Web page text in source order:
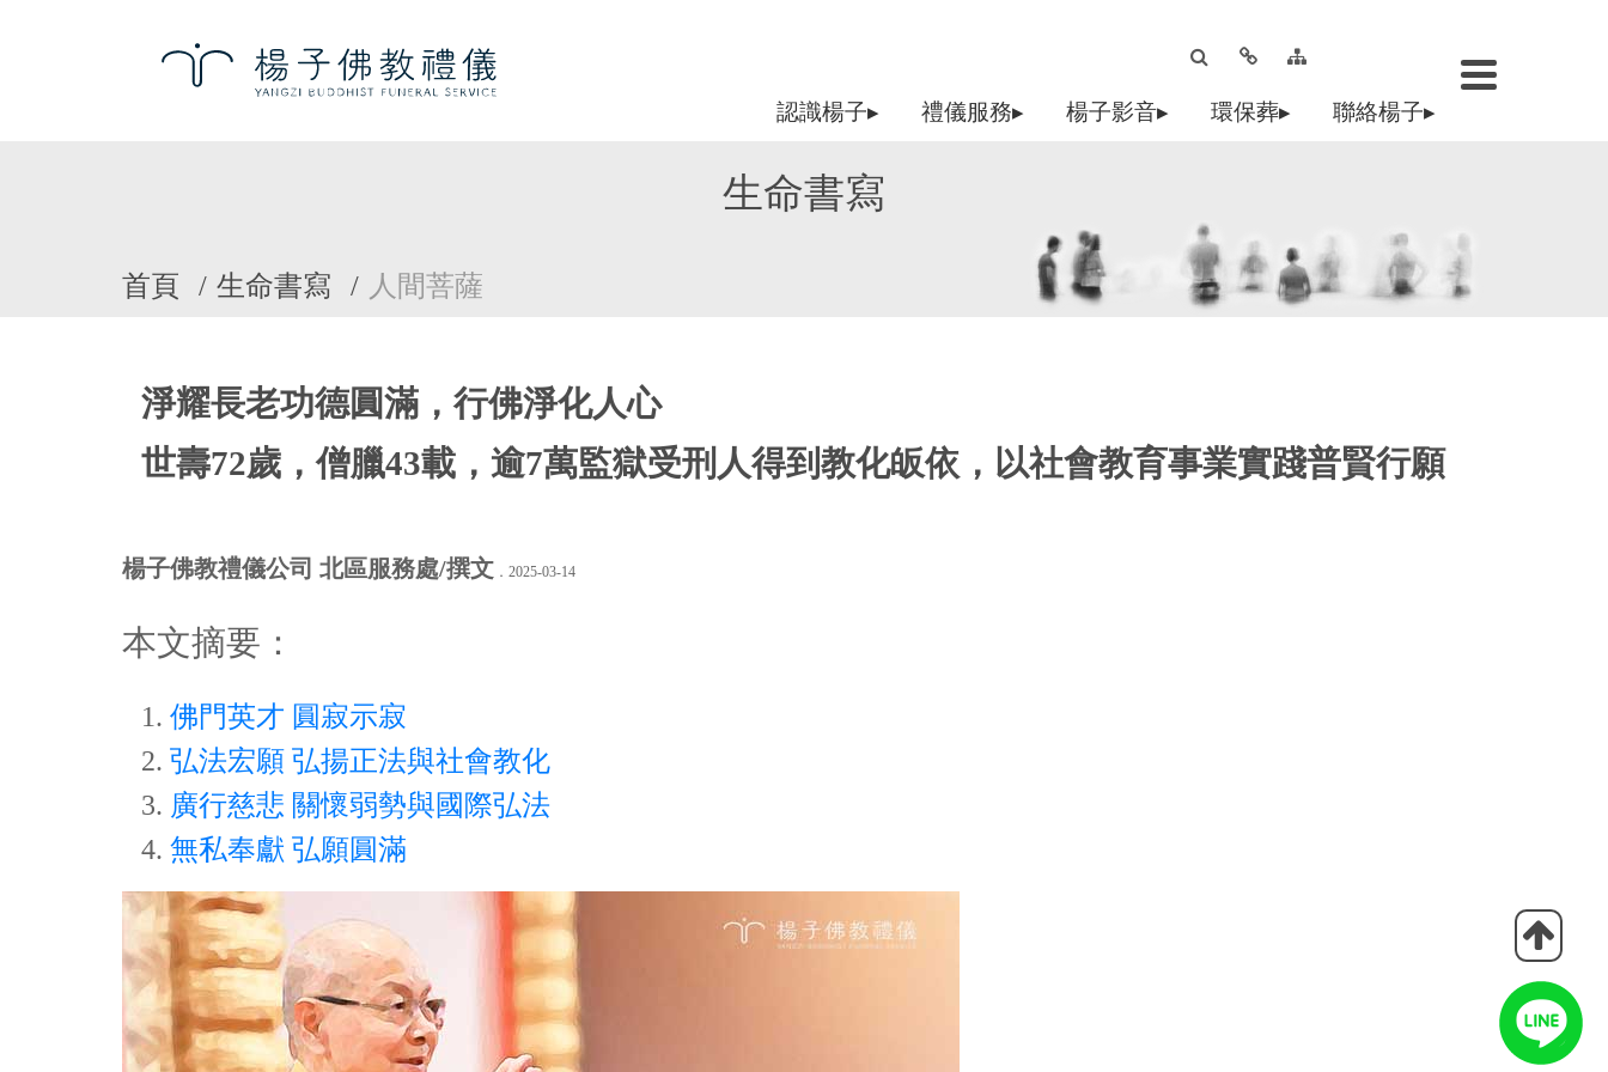
認識楊子▸ 禮儀服務▸ 楊子影音▸ 環保葬▸ 聯絡楊子▸
生命書寫
首頁 生命書寫 人間菩薩
淨耀長老功德圓滿，行佛淨化人心
世壽72歲，僧臘43載，逾7萬監獄受刑人得到教化皈依，以社會教育事業實踐普賢行願
楊子佛教禮儀公司 北區服務處/撰文 ．2025-03-14
本文摘要：
佛門英才 圓寂示寂
弘法宏願 弘揚正法與社會教化
廣行慈悲 關懷弱勢與國際弘法
無私奉獻 弘願圓滿